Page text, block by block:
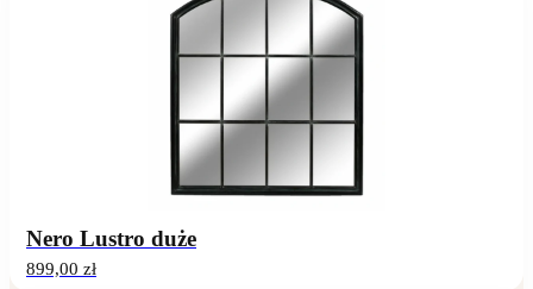
Nero Lustro duże
899,00 zł